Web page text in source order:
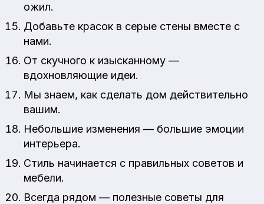
ожил.
Добавьте красок в серые стены вместе с
нами.
От скучного к изысканному —
вдохновляющие идеи.
Мы знаем, как сделать дом действительно
вашим.
Небольшие изменения — большие эмоции
интерьера.
Стиль начинается с правильных советов и
мебели.
Всегда рядом — полезные советы для